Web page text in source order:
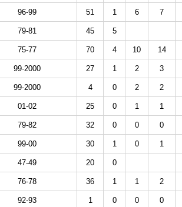
96-99 51 1 6 7
79-81 45 5
75-77 70 4 10 14
99-2000 27 1 2 3
99-2000 4 0 2 2
01-02 25 0 1 1
79-82 32 0 0 0
99-00 30 1 0 1
47-49 20 0
76-78 36 1 1 2
92-93 1 0 0 0